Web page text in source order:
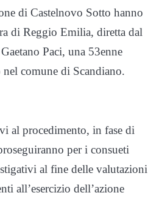
di Castelnovo Sotto hanno
di Reggio Emilia, diretta dal
Paci, una 53enne
comune di Scandiano.
al procedimento, in fase di
per i consueti
al fine delle valutazioni
all’esercizio dell’azione